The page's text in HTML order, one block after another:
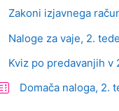
Zakoni izjavnega
Naloge za vaje, 2.
Kviz po predavanjih v
Domača naloga, 2.